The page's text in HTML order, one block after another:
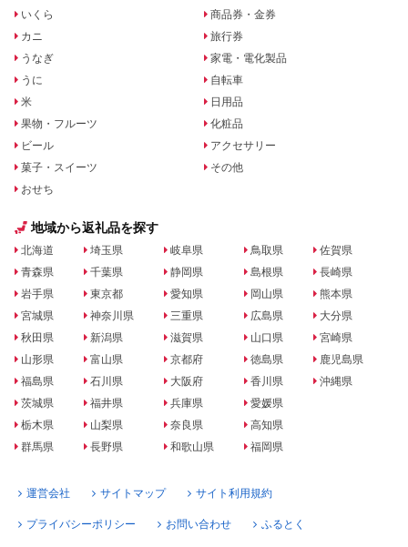
いくら
カニ
うなぎ
うに
米
果物・フルーツ
ビール
菓子・スイーツ
おせち
商品券・金券
旅行券
家電・電化製品
自転車
日用品
化粧品
アクセサリー
その他
地域から返礼品を探す
北海道
青森県
岩手県
宮城県
秋田県
山形県
福島県
茨城県
栃木県
群馬県
埼玉県
千葉県
東京都
神奈川県
新潟県
富山県
石川県
福井県
山梨県
長野県
岐阜県
静岡県
愛知県
三重県
滋賀県
京都府
大阪府
兵庫県
奈良県
和歌山県
鳥取県
島根県
岡山県
広島県
山口県
徳島県
香川県
愛媛県
高知県
福岡県
佐賀県
長崎県
熊本県
大分県
宮崎県
鹿児島県
沖縄県
運営会社 サイトマップ サイト利用規約
プライバシーポリシー お問い合わせ ふるとく